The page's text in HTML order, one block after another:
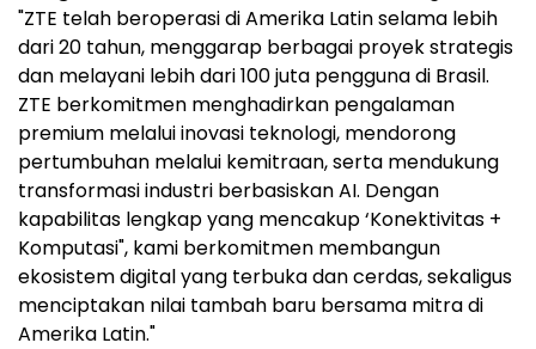
"ZTE telah beroperasi di Amerika Latin selama lebih
dari 20 tahun, menggarap berbagai proyek strategis
dan melayani lebih dari 100 juta pengguna di Brasil.
ZTE berkomitmen menghadirkan pengalaman
premium melalui inovasi teknologi, mendorong
pertumbuhan melalui kemitraan, serta mendukung
transformasi industri berbasiskan AI. Dengan
kapabilitas lengkap yang mencakup ‘Konektivitas +
Komputasi", kami berkomitmen membangun
ekosistem digital yang terbuka dan cerdas, sekaligus
menciptakan nilai tambah baru bersama mitra di
Amerika Latin."